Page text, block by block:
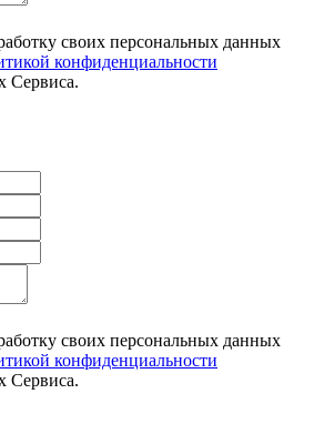
своих персональных данных
конфиденциальности
Сервиса.
своих персональных данных
конфиденциальности
Сервиса.